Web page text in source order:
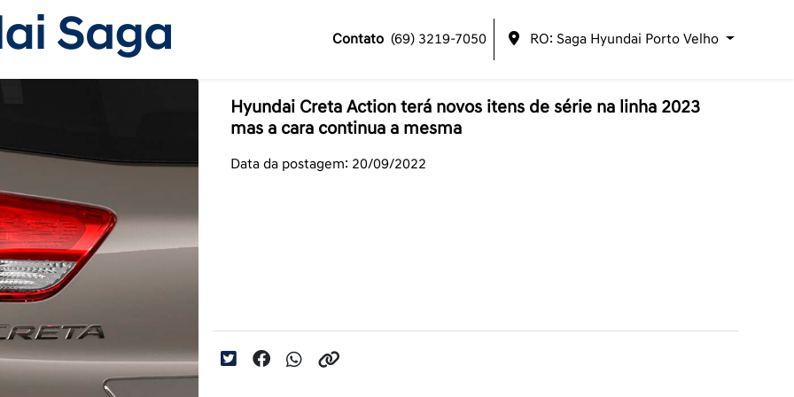
Contato (69) 3219-7050 RO: Saga Hyundai Porto Velho
Hyundai Creta Action terá novos itens de série na linha 2023
mas a cara continua a mesma
Data da postagem: 20/09/2022